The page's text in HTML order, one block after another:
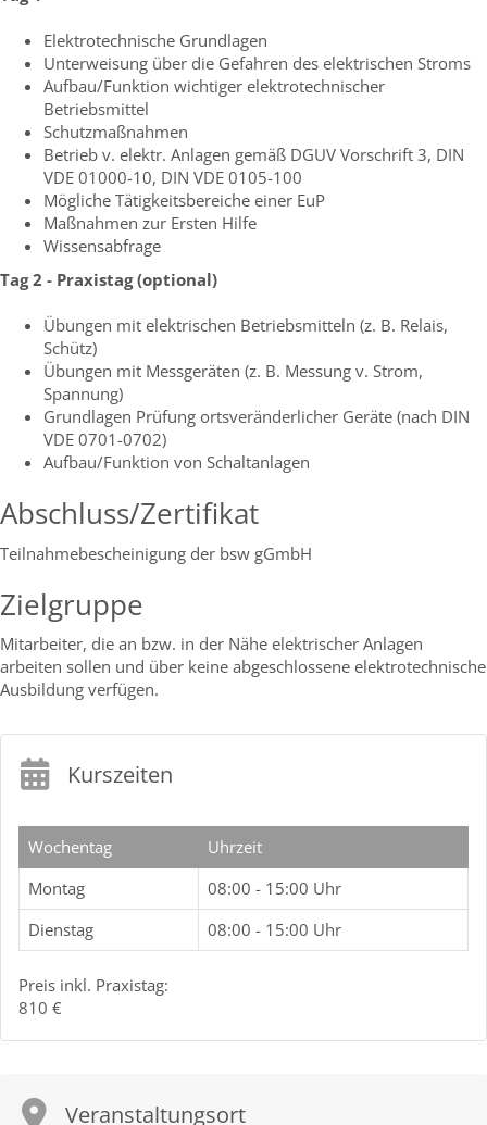
Elektrotechnische Grundlagen
Unterweisung über die Gefahren des elektrischen Stroms
Aufbau/Funktion wichtiger elektrotechnischer
Betriebsmittel
Schutzmaßnahmen
Betrieb v. elektr. Anlagen gemäß DGUV Vorschrift 3, DIN
VDE 01000-10, DIN VDE 0105-100
Mögliche Tätigkeitsbereiche einer EuP
Maßnahmen zur Ersten Hilfe
Wissensabfrage
Tag 2 - Praxistag (optional)
Übungen mit elektrischen Betriebsmitteln (z. B. Relais,
Schütz)
Übungen mit Messgeräten (z. B. Messung v. Strom,
Spannung)
Grundlagen Prüfung ortsveränderlicher Geräte (nach DIN
VDE 0701-0702)
Aufbau/Funktion von Schaltanlagen
Abschluss/Zertifikat
Teilnahmebescheinigung der bsw gGmbH
Zielgruppe
Mitarbeiter, die an bzw. in der Nähe elektrischer Anlagen
arbeiten sollen und über keine abgeschlossene elektrotechnische
Ausbildung verfügen.
Kurszeiten
Wochentag
Uhrzeit
Montag
08:00 - 15:00 Uhr
Dienstag
08:00 - 15:00 Uhr
Preis inkl. Praxistag:
810 €
Veranstaltungsort